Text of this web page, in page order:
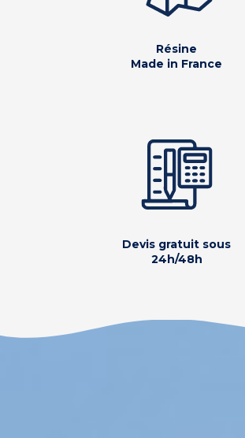
Résine
Made in France
Devis gratuit sous
24h/48h